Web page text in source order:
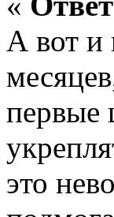
А вот и
первые
это